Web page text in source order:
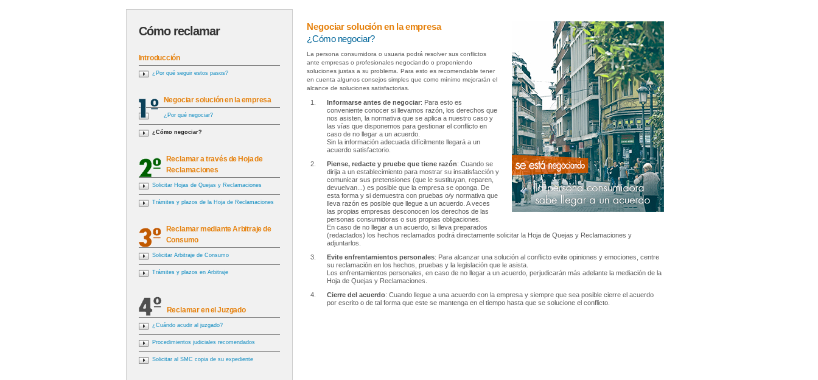
Cómo reclamar
Introducción
¿Por qué seguir estos pasos?
Negociar solución en la empresa
¿Por qué negociar?
¿Cómo negociar?
Reclamar a través de Hoja de
Reclamaciones
Solicitar Hojas de Quejas y Reclamaciones
Trámites y plazos de la Hoja de Reclamaciones
Reclamar mediante Arbitraje de
Consumo
Solicitar Arbitraje de Consumo
Trámites y plazos en Arbitraje
Reclamar en el Juzgado
¿Cuándo acudir al juzgado?
Procedimientos judiciales recomendados
Solicitar al SMC copia de su expediente
Negociar solución en la empresa
¿Cómo negociar?
La persona consumidora o usuaria podrá resolver sus conflictos
ante empresas o profesionales negociando o proponiendo
soluciones justas a su problema. Para esto es recomendable tener
en cuenta algunos consejos simples que como mínimo mejorarán el
alcance de soluciones satisfactorias.
Informarse antes de negociar: Para esto es
conveniente conocer si llevamos razón, los derechos que
nos asisten, la normativa que se aplica a nuestro caso y
las vías que disponemos para gestionar el conflicto en
caso de no llegar a un acuerdo.
Sin la información adecuada difícilmente llegará a un
acuerdo satisfactorio.
Piense, redacte y pruebe que tiene razón: Cuando se
dirija a un establecimiento para mostrar su insatisfacción y
comunicar sus pretensiones (que le sustituyan, reparen,
devuelvan...) es posible que la empresa se oponga. De
esta forma y si demuestra con pruebas o/y normativa que
lleva razón es posible que llegue a un acuerdo. A veces
las propias empresas desconocen los derechos de las
personas consumidoras o sus propias obligaciones.
En caso de no llegar a un acuerdo, si lleva preparados
(redactados) los hechos reclamados podrá directamente solicitar la Hoja de Quejas y Reclamaciones y
adjuntarlos.
Evite enfrentamientos personales: Para alcanzar una solución al conflicto evite opiniones y emociones, centre
su reclamación en los hechos, pruebas y la legislación que le asista.
Los enfrentamientos personales, en caso de no llegar a un acuerdo, perjudicarán más adelante la mediación de la
Hoja de Quejas y Reclamaciones.
Cierre del acuerdo: Cuando llegue a una acuerdo con la empresa y siempre que sea posible cierre el acuerdo
por escrito o de tal forma que este se mantenga en el tiempo hasta que se solucione el conflicto.